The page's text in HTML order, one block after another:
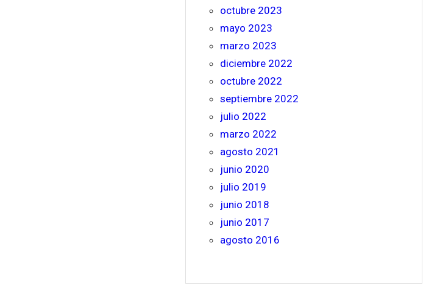
octubre 2023
mayo 2023
marzo 2023
diciembre 2022
octubre 2022
septiembre 2022
julio 2022
marzo 2022
agosto 2021
junio 2020
julio 2019
junio 2018
junio 2017
agosto 2016